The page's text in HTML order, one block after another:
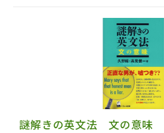
謎解きの英文法 文の意味